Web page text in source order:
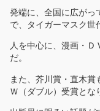
発端に、全国に広がっ
で、タイガーマスク世
人を中心に、漫画・Ｄ
だ。
また、芥川賞・直木賞
Ｗ（ダブル）受賞とな